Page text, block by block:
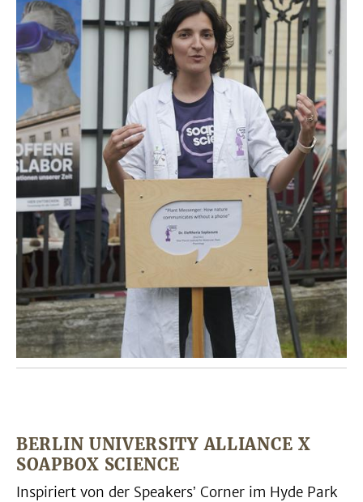
BERLIN UNIVERSITY ALLIANCE X
SOAPBOX SCIENCE
Inspiriert von der Speakersʼ Corner im Hyde Park